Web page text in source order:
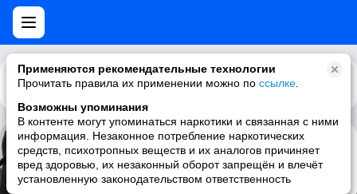
Применяются рекомендательные технологии
Прочитать правила их применении можно по ссылке
Возможны упоминания
В контенте могут упоминаться наркотики и связанная с ними
информация. Незаконное потребление наркотических
средств, психотропных веществ и их аналогов причиняет
вред здоровью, их незаконный оборот запрещён и влечёт
установленную законодательством ответственность
Каталог Рекомендации
Aze
d'n'b, liquid funk, electronic, russian